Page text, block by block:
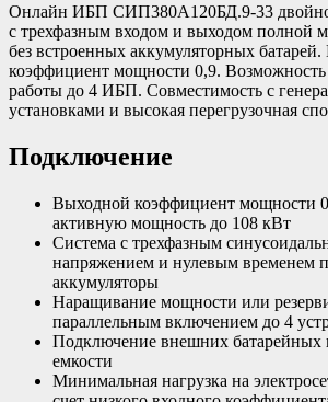
Онлайн ИБП СИП380А120БД.9-33
с трехфазным входом и выходом полной
без встроенных аккумуляторных
коэффициент мощности 0,9. Возможность
работы до 4 ИБП. Совместимость с
установками и высокая перегрузочная
Подключение
Выходной коэффициент мощности
активную мощность до 108 кВт
Система с трехфазным
напряжением и нулевым временем
аккумуляторы
Наращивание мощности или
параллельным включением до 4
Подключение внешних батарейных
емкости
Минимальная нагрузка на